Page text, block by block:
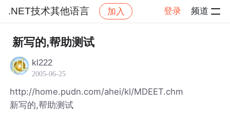
.NET技术其他语言 加入 登录 频道
社区 .NET技术其他语言
新写的,帮助测试
kl222
2005-06-25
http://home.pudn.com/ahei/kl/MDEET.chm
新写的,帮助测试